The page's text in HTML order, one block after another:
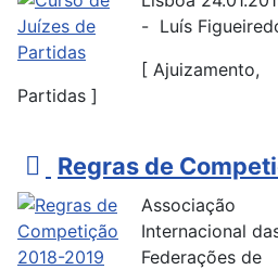
f
- Luís
[ Ajuizamento,
Partidas ]
p
d
f
Regras de
Associação
Internacional
Federações de